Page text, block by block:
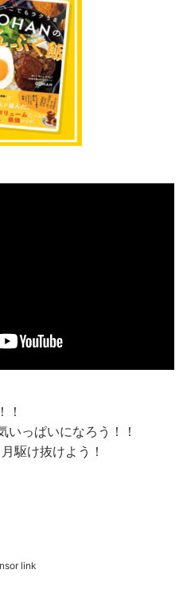
！
いっぱいになろう！！
駆け抜けよう！
link